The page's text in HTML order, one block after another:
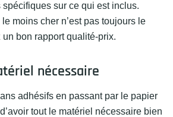
sur ce qui est inclus.
moins cher n’est pas toujours le
bon rapport qualité-prix.
nécessaire
adhésifs en passant par le papier
tout le matériel nécessaire bien